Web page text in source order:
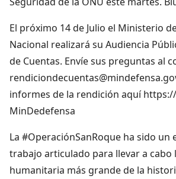
El próximo 14 de Julio el Ministerio
Nacional realizará su Audiencia
de Cuentas. Envíe sus preguntas al
informes de la rendición aquí
MinDedefensa
La #OperaciónSanRoque ha sido un
trabajo articulado para llevar a cabo
humanitaria más grande de la